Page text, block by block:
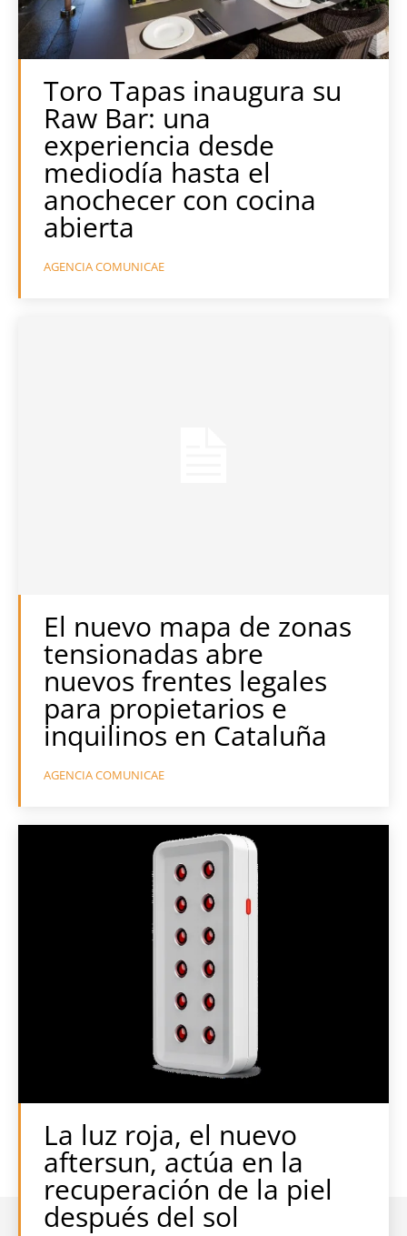
Toro Tapas inaugura su
Raw Bar: una
experiencia desde
mediodía hasta el
anochecer con cocina
abierta
AGENCIA COMUNICAE
El nuevo mapa de zonas
tensionadas abre
nuevos frentes legales
para propietarios e
inquilinos en Cataluña
AGENCIA COMUNICAE
La luz roja, el nuevo
aftersun, actúa en la
recuperación de la piel
después del sol